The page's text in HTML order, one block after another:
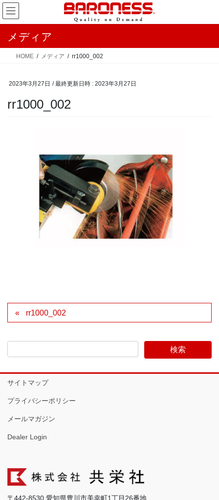
コ
ン
ナ
ビ
メディア
HOME メディア rr1000_002
2023年3月27日 / 最終更新日時 : 2023年3月27日
rr1000_002
rr1000_002
サイトマップ
プライバシーポリシー
メールマガジン
Dealer Login
〒442-8530 愛知県豊川市美幸町1丁目26番地